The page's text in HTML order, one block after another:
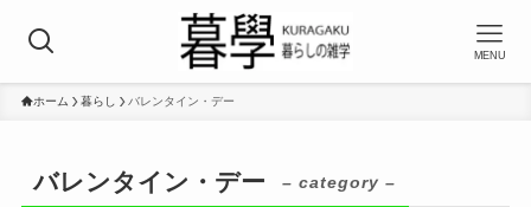
MENU
ホーム 暮らし バレンタイン・デー
バレンタイン・デー – category –